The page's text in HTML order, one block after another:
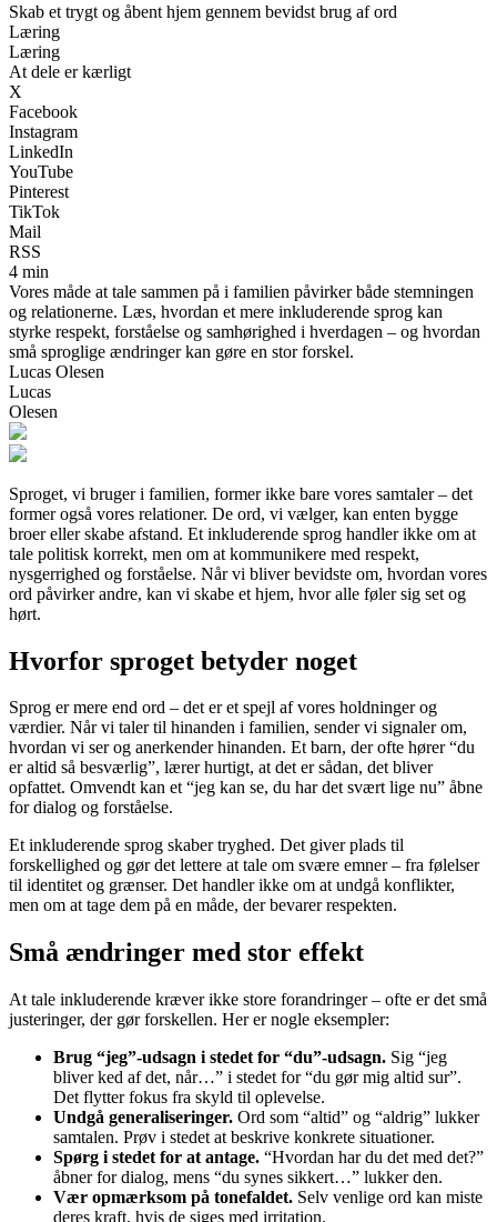
Skab et trygt og åbent hjem gennem bevidst brug af ord
Læring
Læring
At dele er kærligt
X
Facebook
Instagram
LinkedIn
YouTube
Pinterest
TikTok
Mail
RSS
4 min
Vores måde at tale sammen på i familien påvirker både stemningen
og relationerne. Læs, hvordan et mere inkluderende sprog kan
styrke respekt, forståelse og samhørighed i hverdagen – og hvordan
små sproglige ændringer kan gøre en stor forskel.
Lucas Olesen
Lucas
Olesen
Sproget, vi bruger i familien, former ikke bare vores samtaler – det
former også vores relationer. De ord, vi vælger, kan enten bygge
broer eller skabe afstand. Et inkluderende sprog handler ikke om at
tale politisk korrekt, men om at kommunikere med respekt,
nysgerrighed og forståelse. Når vi bliver bevidste om, hvordan vores
ord påvirker andre, kan vi skabe et hjem, hvor alle føler sig set og
hørt.
Hvorfor sproget betyder noget
Sprog er mere end ord – det er et spejl af vores holdninger og
værdier. Når vi taler til hinanden i familien, sender vi signaler om,
hvordan vi ser og anerkender hinanden. Et barn, der ofte hører “du
er altid så besværlig”, lærer hurtigt, at det er sådan, det bliver
opfattet. Omvendt kan et “jeg kan se, du har det svært lige nu” åbne
for dialog og forståelse.
Et inkluderende sprog skaber tryghed. Det giver plads til
forskellighed og gør det lettere at tale om svære emner – fra følelser
til identitet og grænser. Det handler ikke om at undgå konflikter,
men om at tage dem på en måde, der bevarer respekten.
Små ændringer med stor effekt
At tale inkluderende kræver ikke store forandringer – ofte er det små
justeringer, der gør forskellen. Her er nogle eksempler:
Brug “jeg”-udsagn i stedet for “du”-udsagn. Sig “jeg
bliver ked af det, når…” i stedet for “du gør mig altid sur”.
Det flytter fokus fra skyld til oplevelse.
Undgå generaliseringer. Ord som “altid” og “aldrig” lukker
samtalen. Prøv i stedet at beskrive konkrete situationer.
Spørg i stedet for at antage. “Hvordan har du det med det?”
åbner for dialog, mens “du synes sikkert…” lukker den.
Vær opmærksom på tonefaldet. Selv venlige ord kan miste
deres kraft, hvis de siges med irritation.